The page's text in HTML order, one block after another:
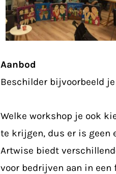
Aanbod
Beschilder bijvoorbeeld
Welke workshop je ook
te krijgen, dus er is geen
Artwise biedt
voor bedrijven aan in een